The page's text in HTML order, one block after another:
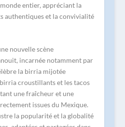
entier, appréciant la
authentiques et la convivialité
nouvelle scène
incarnée notamment par
la birria mijotée
croustillants et les tacos
une fraîcheur et une
issues du Mexique.
la popularité et la globalité